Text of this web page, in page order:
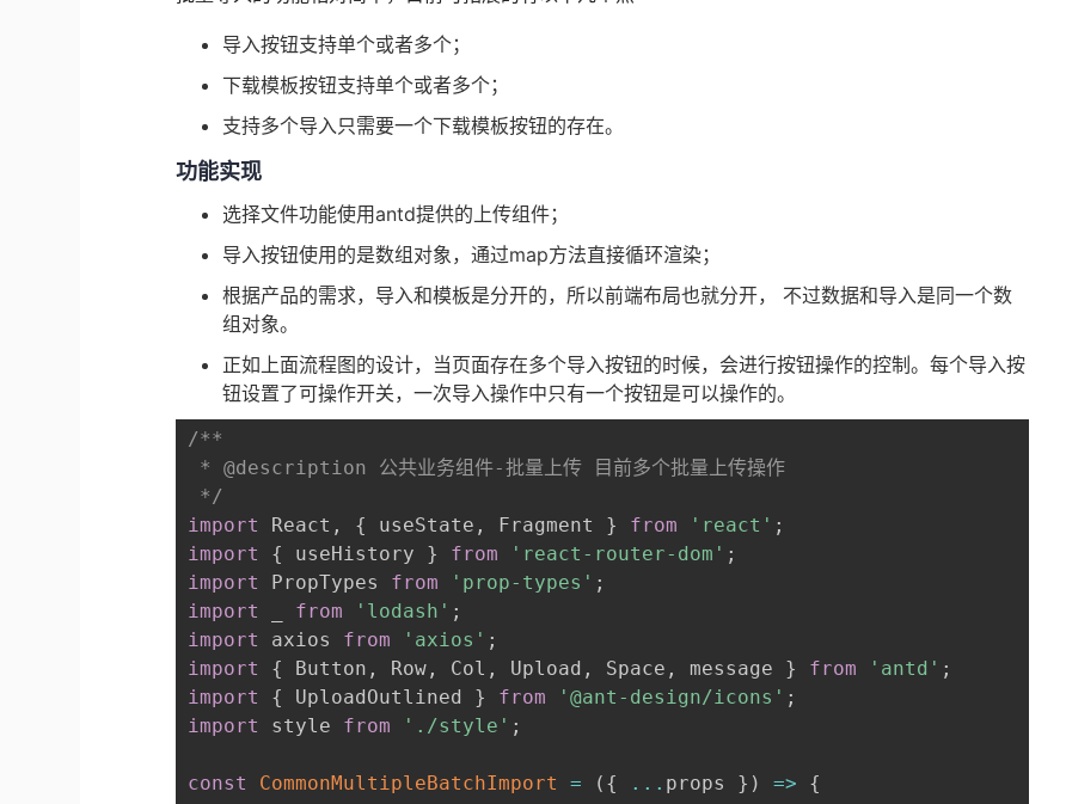
导入按钮支持单个或者多个；
下载模板按钮支持单个或者多个；
支持多个导入只需要一个下载模板按钮的存在。
功能实现
选择文件功能使用antd提供的上传组件；
导入按钮使用的是数组对象，通过map方法直接循环渲染；
根据产品的需求，导入和模板是分开的，所以前端布局也就分开， 不过数据和导入是同一个数
组对象。
正如上面流程图的设计，当页面存在多个导入按钮的时候，会进行按钮操作的控制。每个导入按
钮设置了可操作开关，一次导入操作中只有一个按钮是可以操作的。
/**
* @description 公共业务组件-批量上传 目前多个批量上传操作
*/
import
React , { useState , Fragment } from 'react' ;
import
{ useHistory } from 'react-router-dom' ;
import
PropTypes from 'prop-types' ;
import
from 'lodash' ;
import
axios from 'axios' ;
import
{ Button , Row , Col , Upload , Space , message } from 'antd' ;
import
{ UploadOutlined } from '@ant-design/icons' ;
import
style from './style' ;
const CommonMultipleBatchImport = ( { ... props } ) =>
{